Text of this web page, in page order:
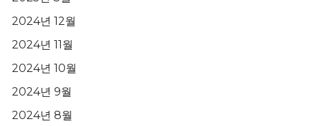
2024년 12월
2024년 11월
2024년 10월
2024년 9월
2024년 8월